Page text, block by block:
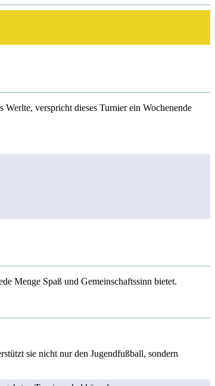
Werlte, verspricht dieses Turnier ein Wochenende
Menge Spaß und Gemeinschaftssinn bietet.
sie nicht nur den Jugendfußball, sondern